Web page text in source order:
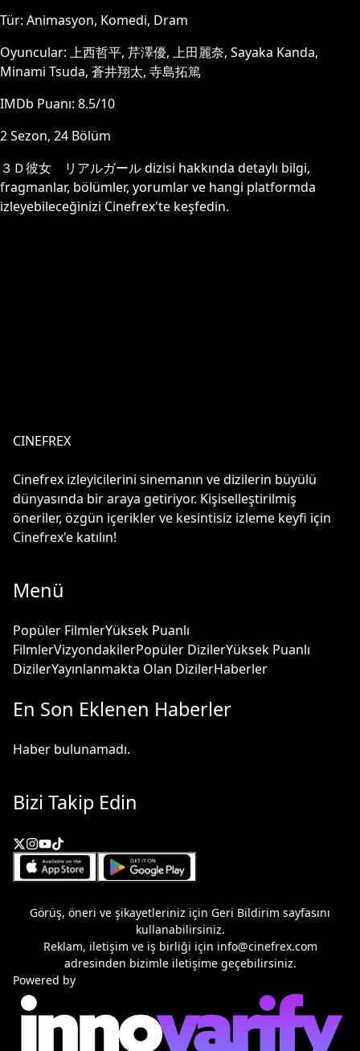
Tür: Animasyon, Komedi, Dram
Oyuncular: 上西哲平, 芹澤優, 上田麗奈, Sayaka Kanda,
Minami Tsuda, 蒼井翔太, 寺島拓篤
IMDb Puanı: 8.5/10
2Sezon, 24 Bölüm
３Ｄ彼女 リアルガールdizisi hakkında detaylı bilgi,
fragmanlar, bölümler, yorumlar ve hangi platformda
izleyebileceğinizi Cinefrex'te keşfedin.
CINEFREX
Cinefrex izleyicilerini sinemanın ve dizilerin büyülü
dünyasında bir araya getiriyor. Kişiselleştirilmiş
öneriler, özgün içerikler ve kesintisiz izleme keyfi için
Cinefrex'e katılın!
Menü
Popüler FilmlerYüksek Puanlı
FilmlerVizyondakilerPopüler DizilerYüksek Puanlı
DizilerYayınlanmakta Olan DizilerHaberler
En Son Eklenen Haberler
Haber bulunamadı.
Bizi Takip Edin
Görüş, öneri ve şikayetleriniz için Geri Bildirim sayfasını
kullanabilirsiniz.
Reklam, iletişim ve iş birliği için info@cinefrex.com
adresinden bizimle iletişime geçebilirsiniz.
Powered by